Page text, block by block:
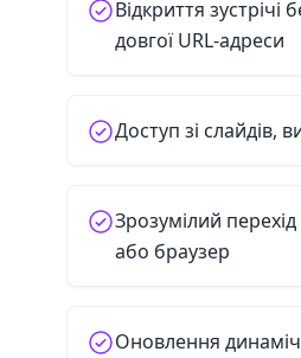
Відкриття зустрічі
довгої URL-адреси
Доступ зі слайдів,
Зрозумілий
або браузер
Оновлення